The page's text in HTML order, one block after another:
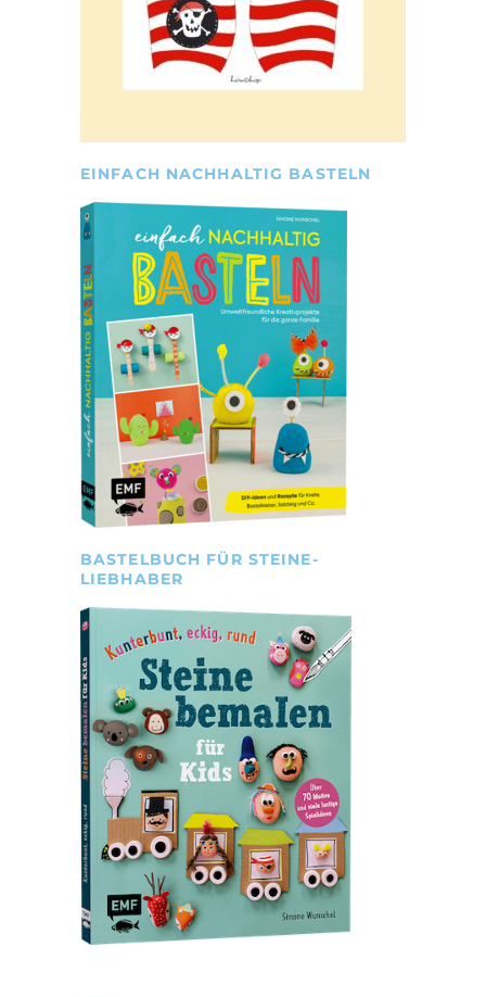
EINFACH NACHHALTIG BASTELN
BASTELBUCH FÜR STEINE-
LIEBHABER